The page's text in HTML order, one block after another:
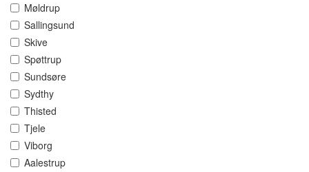
Møldrup
Sallingsund
Skive
Spøttrup
Sundsøre
Sydthy
Thisted
Tjele
Viborg
Aalestrup